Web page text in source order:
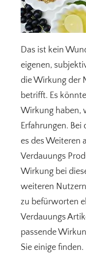
Das ist kein
eigenen,
die Wirkung der
betrifft. Es
Wirkung haben,
Erfahrungen.
es des Weiteren
Verdauungs
Wirkung bei
weiteren
zu befürworten
Verdauungs
passende
Sie einige finden.